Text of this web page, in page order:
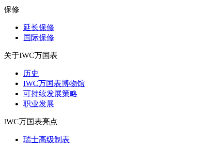
保修
延长保修
国际保修
关于IWC万国表
历史
IWC万国表博物馆
可持续发展策略
职业发展
IWC万国表亮点
瑞士高级制表